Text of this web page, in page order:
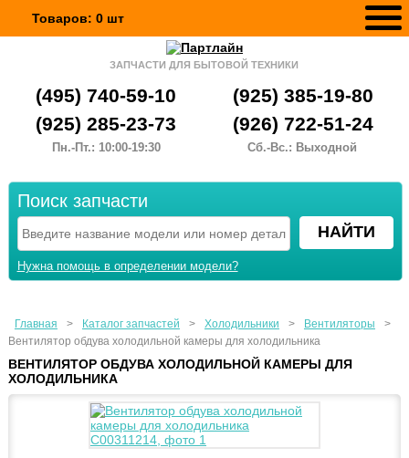
Товаров: 0 шт
ЗАПЧАСТИ ДЛЯ БЫТОВОЙ ТЕХНИКИ
(495) 740-59-10
(925) 385-19-80
(925) 285-23-73
(926) 722-51-24
Пн.-Пт.: 10:00-19:30 Сб.-Вс.: Выходной
Поиск запчасти
Нужна помощь в определении модели?
Главная > Каталог запчастей > Холодильники > Вентиляторы
>
Вентилятор обдува холодильной камеры для холодильника
ВЕНТИЛЯТОР ОБДУВА ХОЛОДИЛЬНОЙ КАМЕРЫ ДЛЯ
ХОЛОДИЛЬНИКА